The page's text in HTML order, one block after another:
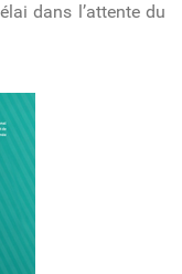
dans l’attente du